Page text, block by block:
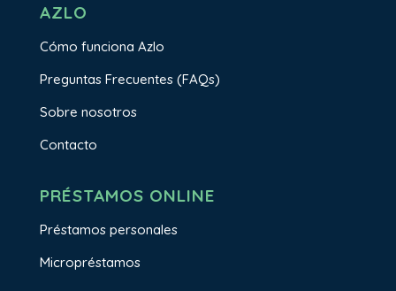
AZLO
Cómo funciona Azlo
Preguntas Frecuentes (FAQs)
Sobre nosotros
Contacto
PRÉSTAMOS ONLINE
Préstamos personales
Micropréstamos